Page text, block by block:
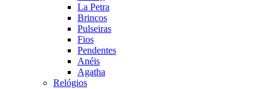
La Petra
Brincos
Pulseiras
Fios
Pendentes
Anéis
Agatha
Relógios